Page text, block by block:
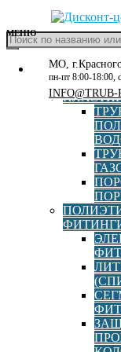
Поиск
товаров
МЕНЮ
КАТАЛОГ
МО,
пн-пт 8:00-18:00,
INFO@TRUB-
Главная »Пожарный
Пожарный
(Красный)
руб В